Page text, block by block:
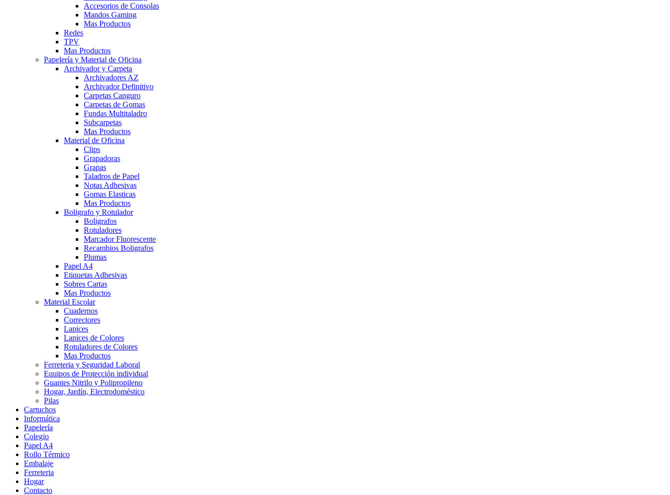
Accesorios de Consolas
Mandos Gaming
Mas Productos
Redes
TPV
Mas Productos
Papelería y Material de Oficina
Archivador y Carpeta
Archivadores AZ
Archivador Definitivo
Carpetas Canguro
Carpetas de Gomas
Fundas Multitaladro
Subcarpetas
Mas Productos
Material de Oficina
Clips
Grapadoras
Grapas
Taladros de Papel
Notas Adhesivas
Gomas Elasticas
Mas Productos
Boligrafo y Rotulador
Boligrafos
Rotuladores
Marcador Fluorescente
Recambios Boligrafos
Plumas
Papel A4
Etiquetas Adhesivas
Sobres Cartas
Mas Productos
Material Escolar
Cuadernos
Correctores
Lapices
Lapices de Colores
Rotuladores de Colores
Mas Productos
Ferreteria y Seguridad Laboral
Equipos de Protección individual
Guantes Nitrilo y Polipropileno
Hogar, Jardín, Electrodoméstico
Pilas
Cartuchos
Informática
Papelería
Colegio
Papel A4
Rollo Térmico
Embalaje
Ferreteria
Hogar
Contacto